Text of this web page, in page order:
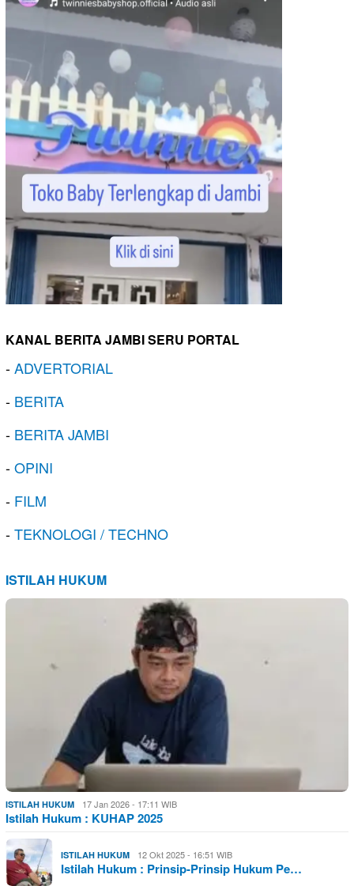
KANAL BERITA JAMBI SERU PORTAL
-ADVERTORIAL
- BERITA
- BERITA JAMBI
-OPINI
- FILM
-TEKNOLOGI / TECHNO
ISTILAH HUKUM
ISTILAH HUKUM 17 Jan 2026 - 17:11 WIB
Istilah Hukum : KUHAP 2025
ISTILAH HUKUM 12 Okt 2025 - 16:51 WIB
Istilah Hukum : Prinsip-Prinsip Hukum Pe…